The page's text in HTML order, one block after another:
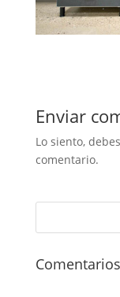
Enviar
Lo siento,
comentario.